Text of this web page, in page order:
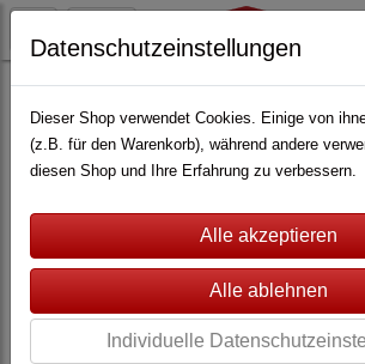
ALARMANLAGEN(362) baer Electronics(51)
Alarmsystem baer KT2(32)
Datenschutzeinstellungen
Dieser Shop verwendet Cookies. Einige von
(z.B. für den Warenkorb), während andere
diesen Shop und Ihre Erfahrung zu verbessern.
Individuelle